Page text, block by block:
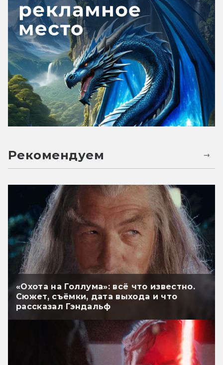
Рекомендуем
«Охота на Голлума»: всё что известно.
Сюжет, съёмки, дата выхода и что
рассказал Гэндальф